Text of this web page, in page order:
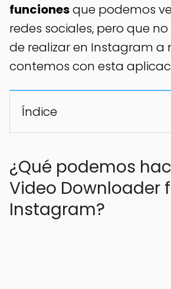
funcionesque podemos
redes sociales, pero que
de realizar en Instagram a
contemos con esta
Índice
¿Qué podemos
Video Downloader
Instagram?